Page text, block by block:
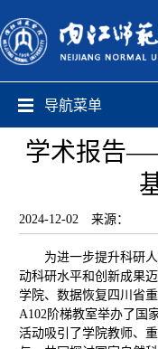
导航菜单
学术报告
2024-12-02 来源：
为进一步提升科研
动科研水平和创新成果
学院、数据恢复四川省
A102阶梯教室举办了国
活动吸引了学院教师、